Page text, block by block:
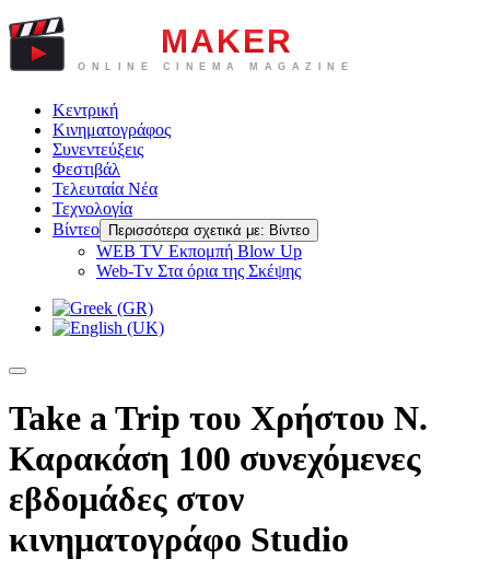
Κεντρική
Κινηματογράφος
Συνεντεύξεις
Φεστιβάλ
Τελευταία Νέα
Τεχνολογία
Βίντεο
Περισσότερα σχετικά με: Βίντεο
WEB TV Eκπομπή Blow Up
Web-Tv Στα όρια της Σκέψης
Take a Trip του Χρήστου Ν.
Καρακάση 100 συνεχόμενες
εβδομάδες στον
κινηματογράφο Studio